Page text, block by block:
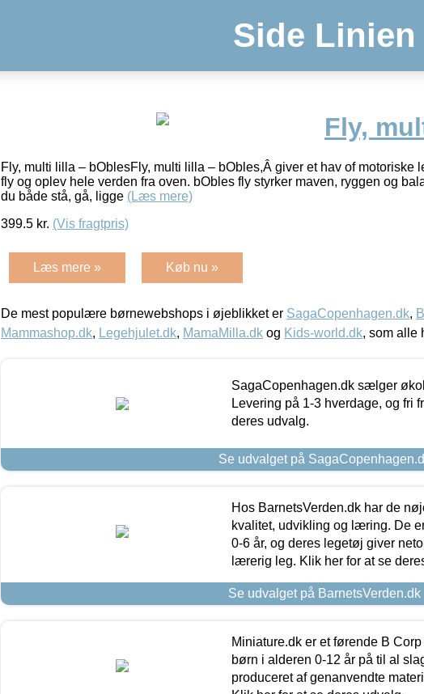
Side Linien
Fly,
Fly, multi lilla – bOblesFly, multi lilla – bObles,Â giver et hav of motoriske
fly og oplev hele verden fra oven. bObles fly styrker maven, ryggen og
du både stå, gå, ligge (Læs mere)
399.5 kr. (Vis fragtpris)
Læs mere » Køb nu »
De mest populære børnewebshops i øjeblikket er SagaCopenhagen.dk,
Mammashop.dk, Legehjulet.dk, MamaMilla.dk og Kids-world.dk, som alle
SagaCopenhagen.dk sælger
Levering på 1-3 hverdage, og fri
deres udvalg.
Se udvalget på
Hos BarnetsVerden.dk har de
kvalitet, udvikling og læring. De
0-6 år, og deres legetøj giver
lærerig leg. Klik her for at se
Se udvalget på BarnetsVerden.dk
Miniature.dk er et førende B
børn i alderen 0-12 år på til al
produceret af genanvendte